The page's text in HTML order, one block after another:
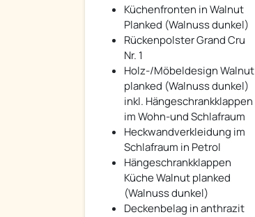
Küchenfronten in Walnut
Planked (Walnuss dunkel)
Rückenpolster Grand Cru
Nr. 1
Holz-/Möbeldesign Walnut
planked (Walnuss dunkel)
inkl. Hängeschrankklappen
im Wohn-und Schlafraum
Heckwandverkleidung im
Schlafraum in Petrol
Hängeschrankklappen
Küche Walnut planked
(Walnuss dunkel)
Deckenbelag in anthrazit